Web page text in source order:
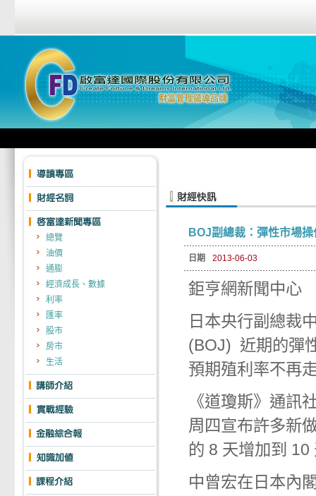
總覽
油價
通膨
經濟成長、數據
利率
匯率
股市
房市
生活
BOJ副總裁：彈性市場
日期 2013-06-03
鉅亨網新聞中
日本央行副總裁
(BOJ) 近期的彈
預期殖利率不再
《道瓊斯》通訊
周四宣布許多新
的 8 天增加到
中曾宏在日本內